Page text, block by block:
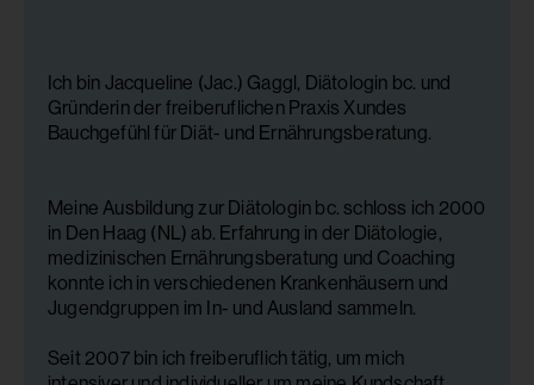
Ich bin Jacqueline (Jac.) Gaggl, Diätologin bc. und
Gründerin der freiberuflichen Praxis Xundes
Bauchgefühl für Diät- und Ernährungsberatung.
Meine Ausbildung zur Diätologin bc. schloss ich 2000
in Den Haag (NL) ab. Erfahrung in der Diätologie,
medizinischen Ernährungsberatung und Coaching
konnte ich in verschiedenen Krankenhäusern und
Jugendgruppen im In- und Ausland sammeln.
Seit 2007 bin ich freiberuflich tätig, um mich